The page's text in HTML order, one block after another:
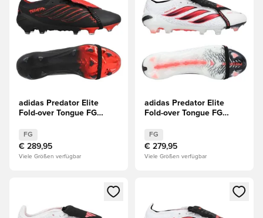
adidas Predator Elite
Fold-over Tongue FG
EDITION
FG
€ 289,95
Viele Größen verfügbar
adidas Predator Elite
Fold-over Tongue FG
FG
€ 279,95
Viele Größen verfügbar
Öffnet ein Fenster zum Anmelden oder Registrieren als
Öffnet ein Fenster zum